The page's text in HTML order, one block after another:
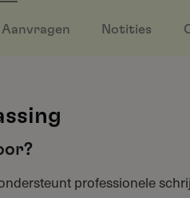
Aanvragen Notities
professionele